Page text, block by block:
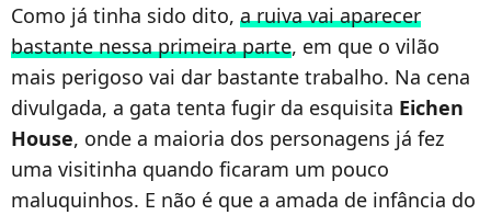
Como já tinha sido dito, a ruiva vai aparecer
bastante nessa primeira parte, em que o vilão
mais perigoso vai dar bastante trabalho. Na cena
divulgada, a gata tenta fugir da esquisita Eichen
House, onde a maioria dos personagens já fez
uma visitinha quando ficaram um pouco
maluquinhos. E não é que a amada de infância do